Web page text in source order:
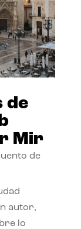
de
Mir
de
autor,
lo